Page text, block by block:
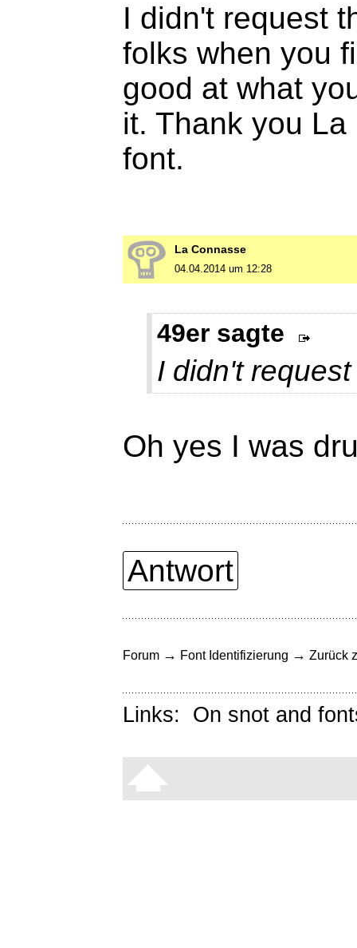
I didn't request
folks when you
good at what
it. Thank you
font.
La Connasse
04.04.2014 um 12:28
49er sagte
I didn't
Oh yes I was
Antwort
Forum → Font Identifizierung → Zurück
Links: On snot and